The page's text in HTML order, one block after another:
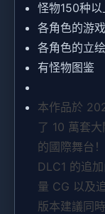
怪物150种以
各角色的游
各角色的立
有怪物图鉴
本作品於
了 10 萬套
的國際舞台
DLC1 的追
量 CG 以及
版本建議同